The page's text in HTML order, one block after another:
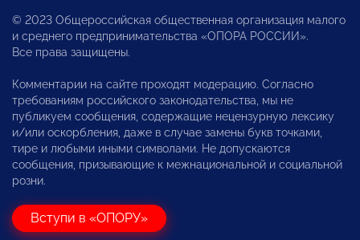
© 2023 Общероссийская общественная организация малого
и среднего предпринимательства «ОПОРА РОССИИ».
Все права защищены.
Комментарии на сайте проходят модерацию. Согласно
требованиям российского законодательства, мы не
публикуем сообщения, содержащие нецензурную лексику
и/или оскорбления, даже в случае замены букв точками,
тире и любыми иными символами. Не допускаются
сообщения, призывающие к межнациональной и социальной
розни.
Вступи в «ОПОРУ»